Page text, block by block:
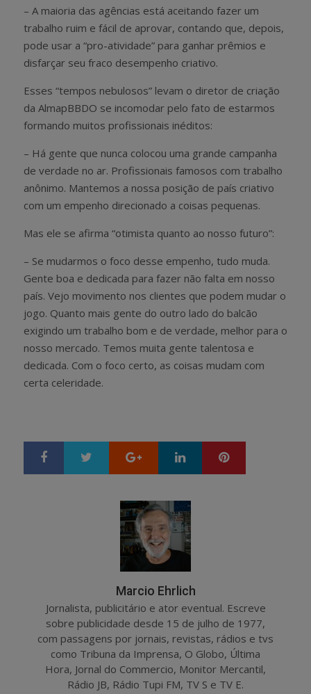
– A maioria das agências está aceitando fazer um
trabalho ruim e fácil de aprovar, contando que, depois,
pode usar a “pro-atividade” para ganhar prêmios e
disfarçar seu fraco desempenho criativo.
Esses “tempos nebulosos” levam o diretor de criação
da AlmapBBDO se incomodar pelo fato de estarmos
formando muitos profissionais inéditos:
– Há gente que nunca colocou uma grande campanha
de verdade no ar. Profissionais famosos com trabalho
anônimo. Mantemos a nossa posição de país criativo
com um empenho direcionado a coisas pequenas.
Mas ele se afirma “otimista quanto ao nosso futuro”:
– Se mudarmos o foco desse empenho, tudo muda.
Gente boa e dedicada para fazer não falta em nosso
país. Vejo movimento nos clientes que podem mudar o
jogo. Quanto mais gente do outro lado do balcão
exigindo um trabalho bom e de verdade, melhor para o
nosso mercado. Temos muita gente talentosa e
dedicada. Com o foco certo, as coisas mudam com
certa celeridade.
Google+ LinkedIn
Marcio Ehrlich
Jornalista, publicitário e ator eventual. Escreve
sobre publicidade desde 15 de julho de 1977,
com passagens por jornais, revistas, rádios e tvs
como Tribuna da Imprensa, O Globo, Última
Hora, Jornal do Commercio, Monitor Mercantil,
Rádio JB, Rádio Tupi FM, TV S e TV E.